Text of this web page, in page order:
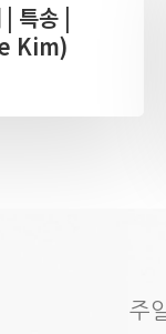
특송 |
Kim)
주